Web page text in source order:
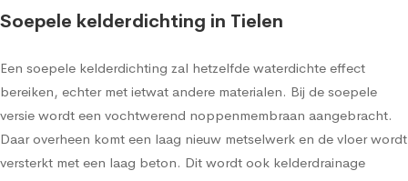
Soepele kelderdichting in Tielen
Een soepele kelderdichting zal hetzelfde waterdichte effect
bereiken, echter met ietwat andere materialen. Bij de soepele
versie wordt een vochtwerend noppenmembraan aangebracht.
Daar overheen komt een laag nieuw metselwerk en de vloer wordt
versterkt met een laag beton. Dit wordt ook kelderdrainage